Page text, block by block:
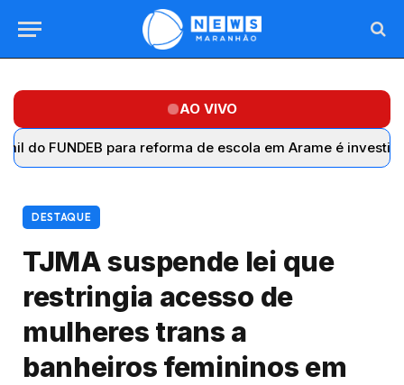
AO VIVO
para reforma de escola em Arame é investigado sem
DESTAQUE
TJMA suspende lei que
restringia acesso de
mulheres trans a
banheiros femininos em